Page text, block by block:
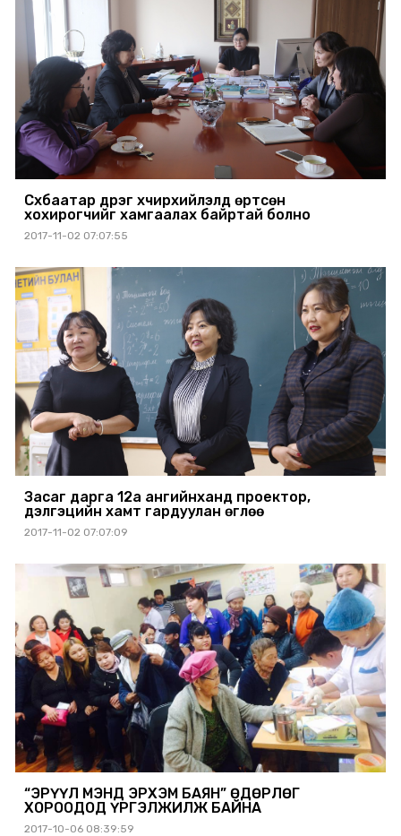
Сүхбаатар дүүрэг хүчирхийлэлд өртсөн
хохирогчийг хамгаалах байртай болно
2017-11-02 07:07:55
Засаг дарга 12а ангийнханд проектор,
дэлгэцийн хамт гардуулан өглөө
2017-11-02 07:07:09
“ЭРҮҮЛ МЭНД ЭРХЭМ БАЯН” ӨДӨРЛӨГ
ХОРООДОД ҮРГЭЛЖИЛЖ БАЙНА
2017-10-06 08:39:59